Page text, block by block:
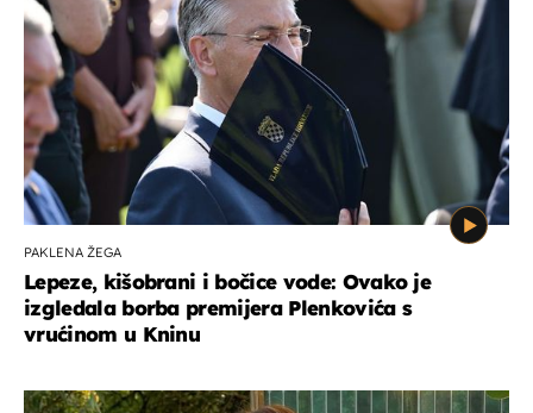
PAKLENA ŽEGA
Lepeze, kišobrani i bočice vode: Ovako je
izgledala borba premijera Plenkovića s
vrućinom u Kninu